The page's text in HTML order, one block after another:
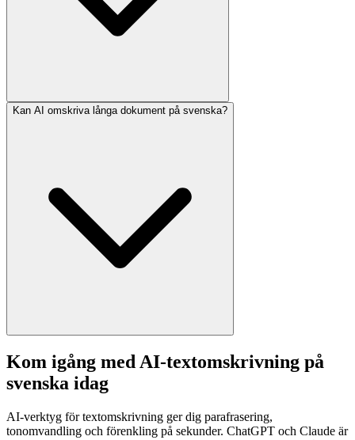
Kan AI omskriva långa dokument på svenska?
Kom igång med AI-textomskrivning på
svenska idag
AI-verktyg för textomskrivning ger dig parafrasering,
tonomvandling och förenkling på sekunder. ChatGPT och Claude är